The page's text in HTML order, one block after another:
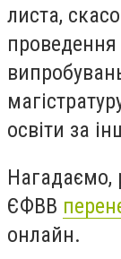
листа,
освіти за
Нагадаємо,
ЄФВВ
онлайн.